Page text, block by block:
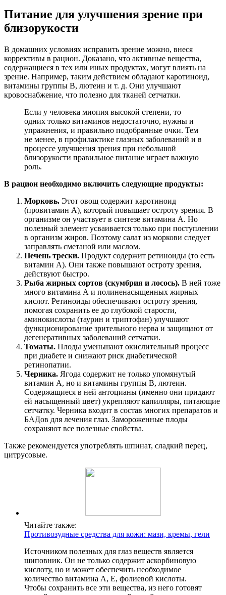
Питание для улучшения зрение при
близорукости
В домашних условиях исправить зрение можно, внеся
коррективы в рацион. Доказано, что активные вещества,
содержащиеся в тех или иных продуктах, могут влиять на
зрение. Например, таким действием обладают каротиноид,
витамины группы В, лютеин и т. д. Они улучшают
кровоснабжение, что полезно для тканей сетчатки.
Если у человека миопия высокой степени, то
одних только витаминов недостаточно, нужны и
упражнения, и правильно подобранные очки. Тем
не менее, в профилактике глазных заболеваний и в
процессе улучшения зрения при небольшой
близорукости правильное питание играет важную
роль.
В рацион необходимо включить следующие продукты:
Морковь. Этот овощ содержит каротиноид
(провитамин А), который повышает остроту зрения. В
организме он участвует в синтезе витамина А. Но
полезный элемент усваивается только при поступлении
в организм жиров. Поэтому салат из моркови следует
заправлять сметаной или маслом.
Печень трески. Продукт содержит ретиноиды (то есть
витамин А). Они также повышают остроту зрения,
действуют быстро.
Рыба жирных сортов (скумбрия и лосось). В ней тоже
много витамина А и полиненасыщенных жирных
кислот. Ретиноиды обеспечивают остроту зрения,
помогая сохранить ее до глубокой старости,
аминокислоты (таурин и триптофан) улучшают
функционирование зрительного нерва и защищают от
дегенеративных заболеваний сетчатки.
Томаты. Плоды уменьшают окислительный процесс
при диабете и снижают риск диабетической
ретинопатии.
Черника. Ягода содержит не только упомянутый
витамин А, но и витамины группы В, лютеин.
Содержащиеся в ней антоцианы (именно они придают
ей насыщенный цвет) укрепляют капилляры, питающие
сетчатку. Черника входит в состав многих препаратов и
БАДов для лечения глаз. Замороженные плоды
сохраняют все полезные свойства.
Также рекомендуется употреблять шпинат, сладкий перец,
цитрусовые.
Читайте также:
Противозудные средства для кожи: мази, кремы, гели
Источником полезных для глаз веществ является
шиповник. Он не только содержит аскорбиновую
кислоту, но и может обеспечить необходимое
количество витамина А, Е, фолиевой кислоты.
Чтобы сохранить все эти вещества, из него готовят